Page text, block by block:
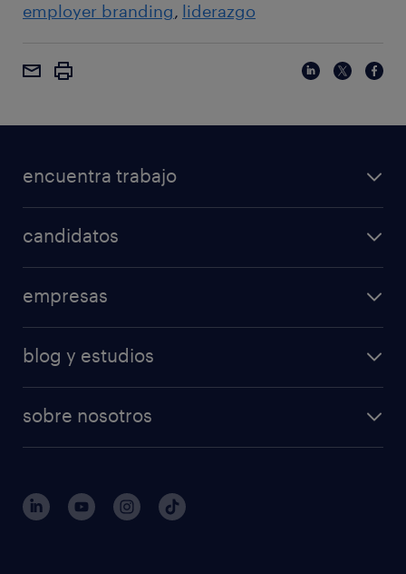
employer branding liderazgo
encuentra trabajo
candidatos
empresas
blog y estudios
sobre nosotros